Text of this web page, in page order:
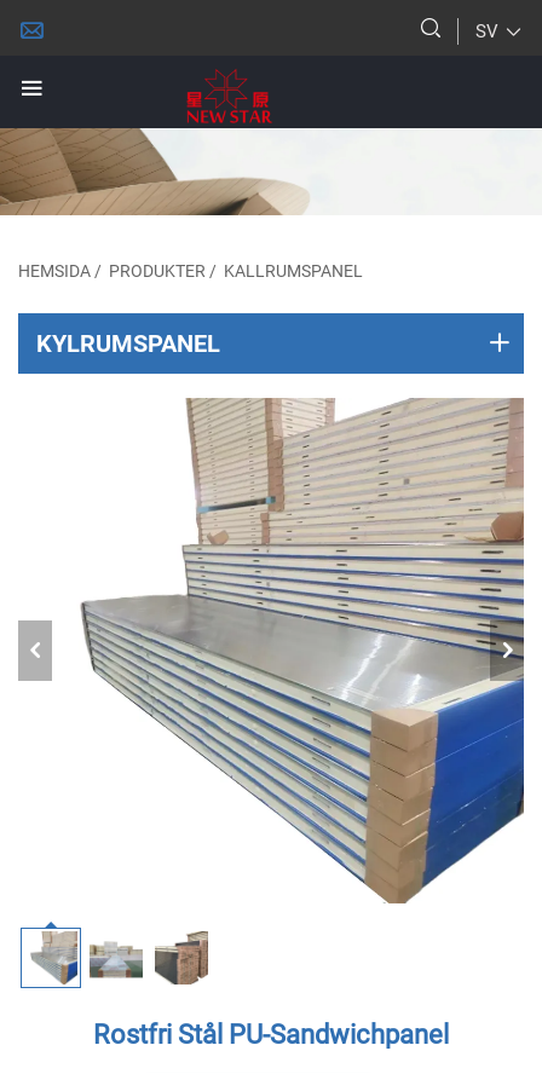
SV
HEMSIDA/ PRODUKTER/ KALLRUMSPANEL
KYLRUMSPANEL
Rostfri Stål PU-Sandwichpanel